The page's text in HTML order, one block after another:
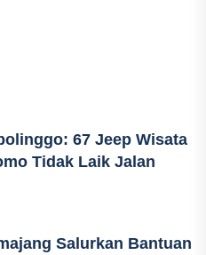
67 Jeep Wisata
Tidak Laik Jalan
Salurkan Bantuan